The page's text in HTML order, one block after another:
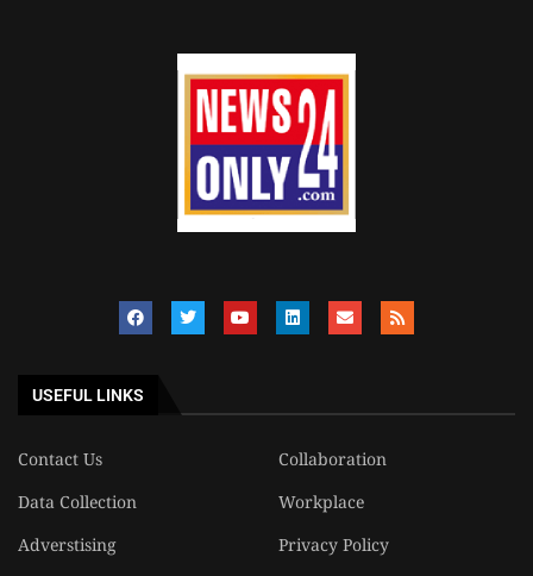
USEFUL LINKS
Contact Us
Collaboration
Data Collection
Workplace
Adverstising
Privacy Policy